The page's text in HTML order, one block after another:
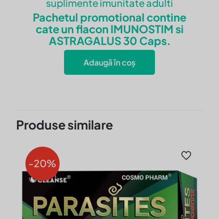
minim 3 luni cu 1 pauza, 1-
2 capsule / zi la masa!
Sanatate!
Dogaru
se poate administra și dacă se
ia tratament pentru
suplimente imunitate adulti
Pachetul promotional contine
cate un flacon IMUNOSTIM si
ASTRAGALUS 30 Caps.
Adaugă în coș
Produse similare
-20%